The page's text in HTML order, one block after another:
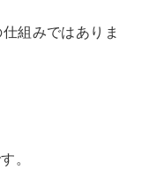
組みではありま
。